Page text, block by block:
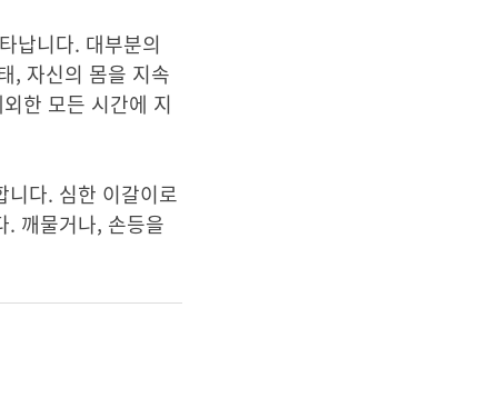
납니다. 대부분의
, 자신의 몸을 지속
한 모든 시간에 지
니다. 심한 이갈이로
. 깨물거나, 손등을